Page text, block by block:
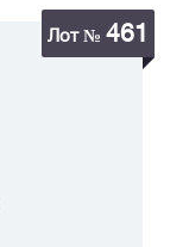
Лот № 461